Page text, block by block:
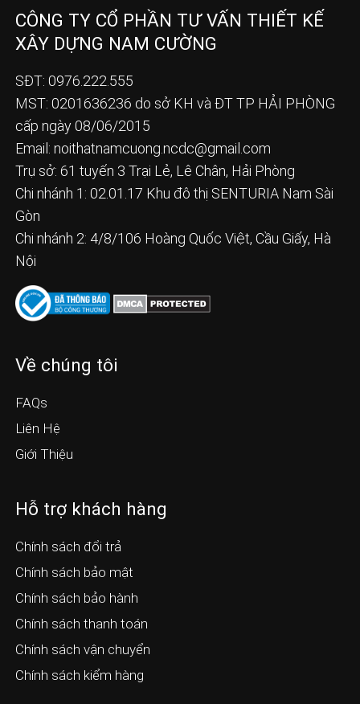
CÔNG TY CỔ PHẦN TƯ VẤN THIẾT KẾ
XÂY DỰNG NAM CƯỜNG
SĐT: 0976.222.555
MST: 0201636236 do sở KH và ĐT TP HẢI PHÒNG
cấp ngày 08/06/2015
Email: noithatnamcuong.ncdc@gmail.com
Trụ sở: 61 tuyến 3 Trại Lẻ, Lê Chân, Hải Phòng
Chi nhánh 1: 02.01.17 Khu đô thị SENTURIA Nam Sài
Gòn
Chi nhánh 2: 4/8/106 Hoàng Quốc Việt, Cầu Giấy, Hà
Nội
Về chúng tôi
FAQs
Liên Hệ
Giới Thiệu
Hỗ trợ khách hàng
Chính sách đổi trả
Chính sách bảo mật
Chính sách bảo hành
Chính sách thanh toán
Chính sách vận chuyển
Chính sách kiểm hàng